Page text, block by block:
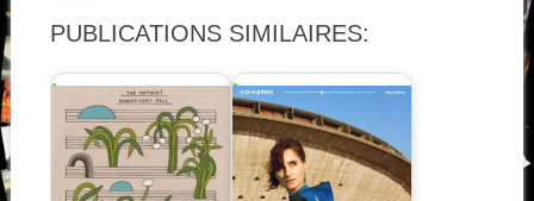
PUBLICATIONS SIMILAIRES: